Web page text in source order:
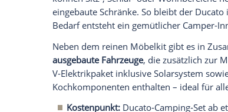
Ausbau‑Services wie
Fahrzeug nach individuellen
Kostenpunkt:Einzelne
ab ca. 6.290 Euro für Schlaf‑
KIUBIQ: Modulares Steck-